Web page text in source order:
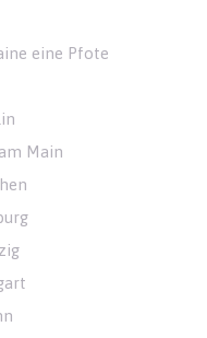
eine Pfote
Main